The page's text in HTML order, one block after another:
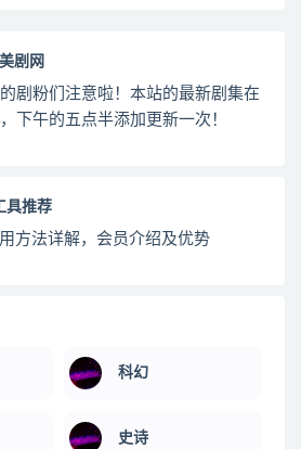
剧网
剧粉们注意啦！本站的最新剧集在
下午的五点半添加更新一次！
具推荐
方法详解，会员介绍及优势
科幻
史诗